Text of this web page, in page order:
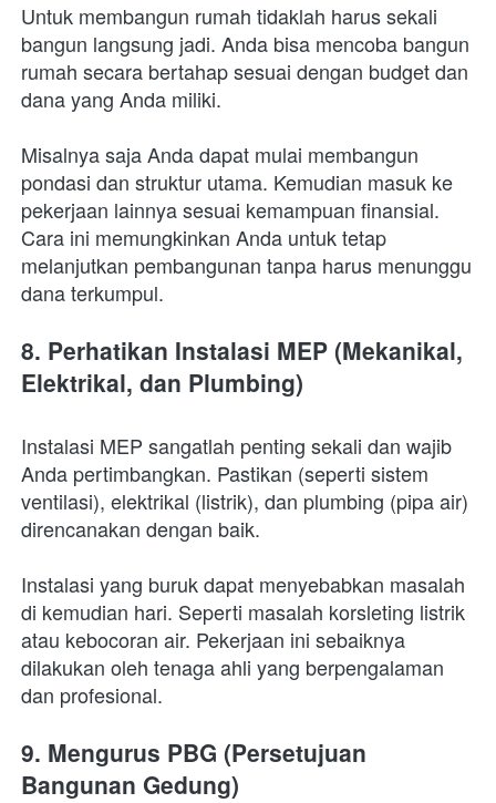
Untuk membangun rumah tidaklah harus sekali
bangun langsung jadi. Anda bisa mencoba bangun
rumah secara bertahap sesuai dengan budget dan
dana yang Anda miliki.
Misalnya saja Anda dapat mulai membangun
pondasi dan struktur utama. Kemudian masuk ke
pekerjaan lainnya sesuai kemampuan finansial.
Cara ini memungkinkan Anda untuk tetap
melanjutkan pembangunan tanpa harus menunggu
dana terkumpul.
8. Perhatikan Instalasi MEP (Mekanikal,
Elektrikal, dan Plumbing)
Instalasi MEP sangatlah penting sekali dan wajib
Anda pertimbangkan. Pastikan (seperti sistem
ventilasi), elektrikal (listrik), dan plumbing (pipa air)
direncanakan dengan baik.
Instalasi yang buruk dapat menyebabkan masalah
di kemudian hari. Seperti masalah korsleting listrik
atau kebocoran air. Pekerjaan ini sebaiknya
dilakukan oleh tenaga ahli yang berpengalaman
dan profesional.
9. Mengurus PBG (Persetujuan
Bangunan Gedung)